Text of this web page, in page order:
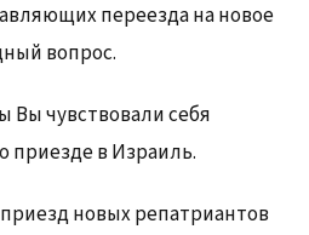
переезда на новое
вопрос.
Вы чувствовали себя
приезде в Израиль.
новых репатриантов